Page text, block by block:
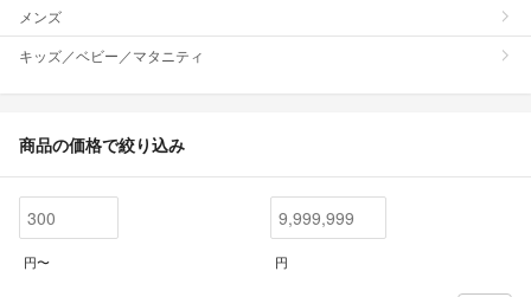
メンズ
キッズ／ベビー／マタニティ
商品の価格で絞り込み
円〜 円